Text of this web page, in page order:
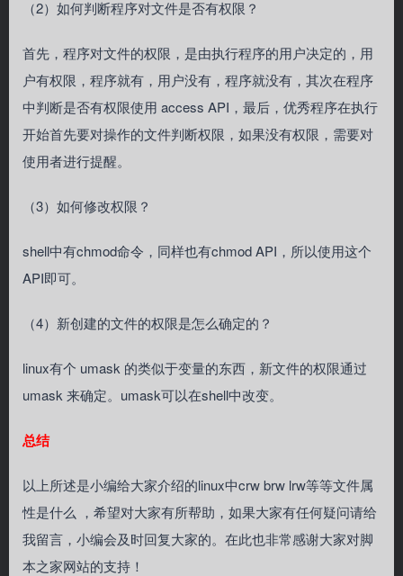
（2）如何判断程序对文件是否有权限？
首先，程序对文件的权限，是由执行程序的用户决定的，用
户有权限，程序就有，用户没有，程序就没有，其次在程序
中判断是否有权限使用 access API，最后，优秀程序在执行
开始首先要对操作的文件判断权限，如果没有权限，需要对
使用者进行提醒。
（3）如何修改权限？
shell中有chmod命令，同样也有chmod API，所以使用这个
API即可。
（4）新创建的文件的权限是怎么确定的？
linux有个 umask 的类似于变量的东西，新文件的权限通过
umask 来确定。umask可以在shell中改变。
总结
以上所述是小编给大家介绍的linux中crw brw lrw等等文件属
性是什么 ，希望对大家有所帮助，如果大家有任何疑问请给
我留言，小编会及时回复大家的。在此也非常感谢大家对脚
本之家网站的支持！